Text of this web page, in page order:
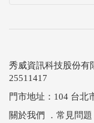
秀威資訊科技股份
25511417
門市地址：104 台北
關於我們
． 常見問題